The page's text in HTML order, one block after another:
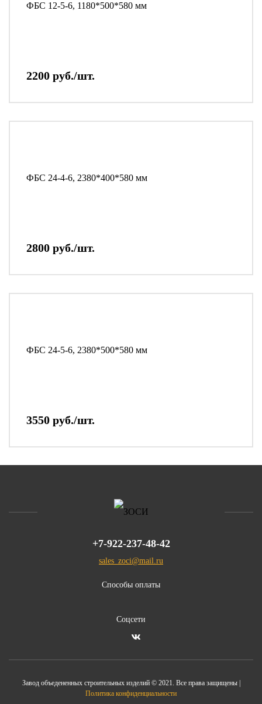
ФБС 12-5-6, 1180*500*580 мм
2200 руб./шт.
ФБС 24-4-6, 2380*400*580 мм
2800 руб./шт.
ФБС 24-5-6, 2380*500*580 мм
3550 руб./шт.
+7-922-237-48-42
sales_zoci@mail.ru
Способы оплаты
Соцсети
Завод объедененных строительных изделий © 2021. Все права защищены |
Политика конфиденциальности